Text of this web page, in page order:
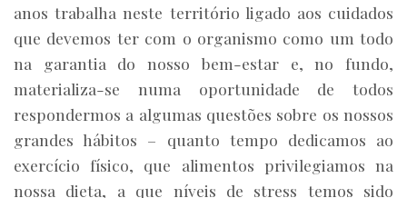
anos trabalha neste território ligado aos cuidados
que devemos ter com o organismo como um todo
na garantia do nosso bem-estar e, no fundo,
materializa-se numa oportunidade de todos
respondermos a algumas questões sobre os nossos
grandes hábitos – quanto tempo dedicamos ao
exercício físico, que alimentos privilegiamos na
nossa dieta, a que níveis de stress temos sido